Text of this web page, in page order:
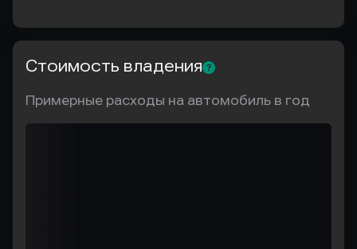
Стоимость владения
Примерные расходы на автомобиль в год